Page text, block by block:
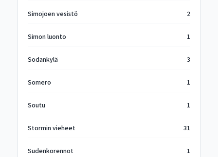
Simojoen vesistö 2
Simon luonto 1
Sodankylä 3
Somero 1
Soutu 1
Stormin vieheet 31
Sudenkorennot 1